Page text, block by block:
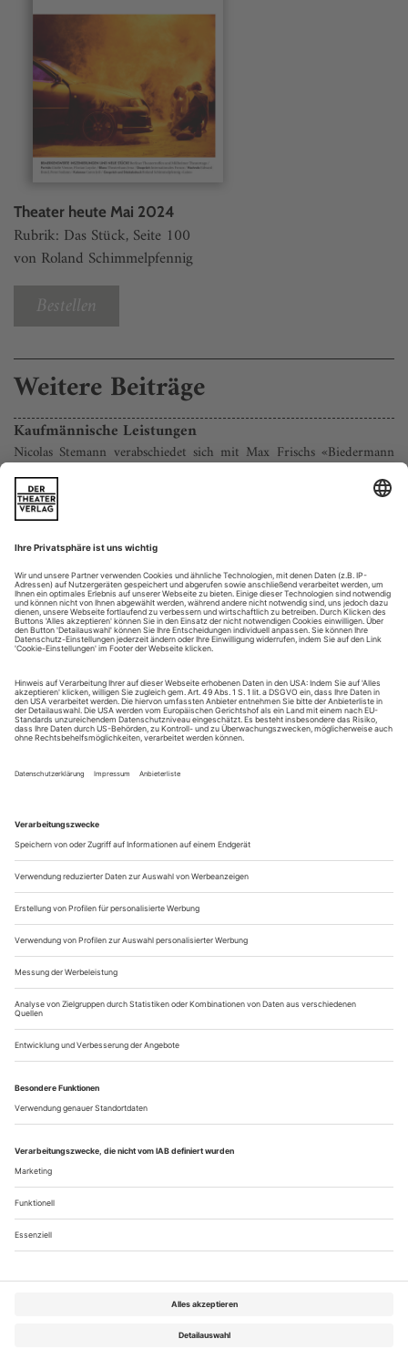
Theater heute Mai 2024
Rubrik: Das Stück, Seite 100
von Roland Schimmelpfennig
Bestellen
Weitere Beiträge
Kaufmännische Leistungen
Nicolas Stemann verabschiedet sich mit Max Frischs «Biedermann
und die Brandstifter» von Zürich
Fast den ganzen Abend haben die Schauspieler Daniel
statisten in schwerer Feuerwehrmontur verbracht. Erst kurz
vor Schluss dieser letzten eigenen Inszenierung des
scheidenden Intendanten Nicolas Stemann am Schauspielhaus
Zürich schälen sie sich aus den Uniformen, tragen Anzüge
darunter, werden zu aalglatten...
Showroom 5/24
Aktuelle Ausstellungen
BERLIN, GROPIUS BAU bis 14.7.
Radical Playgrounds: From Competition to Collaboration
u.a. Florentina Holzinger, Tomás Saraceno und Céline
Condorelli einen elfwöchigen Kunstparcours unter dem
Motto «From Competition to Collaboration» gestalten. Die
von...
Dem Antisemitismus abgetrotzt
Das Deutsche Theater Berlin als Dreh- und Angelpunkt deutsch-
jüdischer Geschichte: Esther Slevogts Sachbuch «Auf den Brettern
der Welt»
Das Buch beginnt mit einem Abstieg in die Unterbühne, das
Reich der Eisenträger, Hubvorrichtungen und
Stromschaltkreise. Dort findet sich noch heute, gleichsam im
Zentrum des Betriebs, ummauert und verputzt, den Augen
entzogen, das Antriebssystem jener mächtigen Drehbühne, die
Max Reinhardt, bis heute prominentester Hausherr des
Deutschen Theaters, 1905 einbauen...
Über uns Kontakt Kritikerumfrage Newsletter